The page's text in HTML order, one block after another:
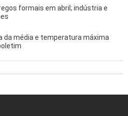
formais em abril; indústria e
da média e temperatura máxima